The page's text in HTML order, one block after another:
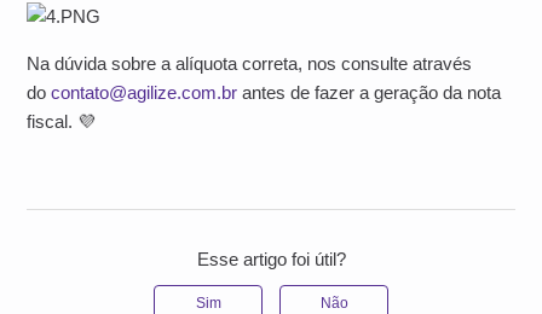
Na dúvida sobre a alíquota correta, nos consulte através
docontato@agilize.com.br antes de fazer a geração da nota
fiscal. 💜
Esse artigo foi útil?
Sim Não